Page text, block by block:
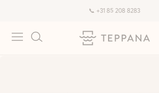
🚚 Gratis verzending & retourneren